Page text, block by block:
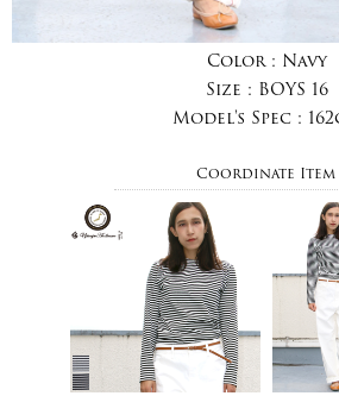
Color : Navy
Size : BOYS 16
Model's Spec :
Coordinate Item